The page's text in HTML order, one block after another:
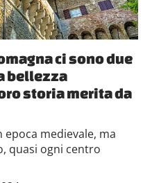
ci sono due
bellezza
storia merita da
epoca medievale, ma
quasi ogni centro